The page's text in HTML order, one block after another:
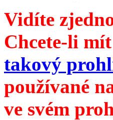
Vidíte
Chcete-li
takový
používané
ve svém